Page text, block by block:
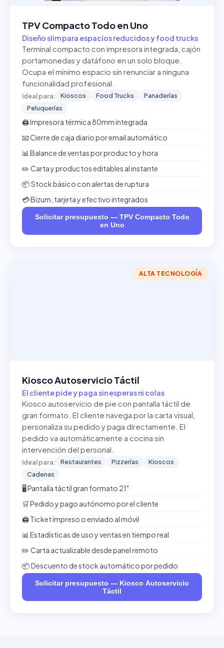
TPV Compacto Todo en Uno
Diseño slim para espacios reducidos y food trucks
Terminal compacto con impresora integrada, cajón
portamonedas y datáfono en un solo bloque.
Ocupa el mínimo espacio sin renunciar a ninguna
funcionalidad profesional.
Ideal para: Kioscos Food Trucks
Panaderías
Peluquerías
🖨️ Impresora térmica 80mm integrada
📧 Cierre de caja diario por email automático
📊 Balance de ventas por producto y hora
✏️ Carta y productos editables al instante
📦 Stock básico con alertas de ruptura
💳 Bizum, tarjeta y efectivo integrados
Solicitar presupuesto — TPV Compacto Todo
en Uno
ALTA TECNOLOGÍA
Kiosco Autoservicio Táctil
El cliente pide y paga sin esperas ni colas
Kiosco autoservicio de pie con pantalla táctil de
gran formato. El cliente navega por la carta visual,
personaliza su pedido y paga directamente. El
pedido va automáticamente a cocina sin
intervención del personal.
Ideal para: Restaurantes Pizzerías
Kioscos
Cadenas
🖥️ Pantalla táctil gran formato 21"
🛒 Pedido y pago autónomo por el cliente
🖨️ Ticket impreso o enviado al móvil
📊 Estadísticas de uso y ventas en tiempo real
✏️ Carta actualizable desde panel remoto
📦 Descuento de stock automático por pedido
Solicitar presupuesto — Kiosco Autoservicio
Táctil